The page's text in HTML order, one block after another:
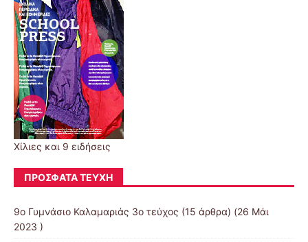
Χίλιες και 9 ειδήσεις
ΠΡΌΣΦΑΤΑ ΤΕΎΧΗ
9ο Γυμνάσιο Καλαμαριάς 3ο τεύχος (15 άρθρα) (26 Μάι
2023 )